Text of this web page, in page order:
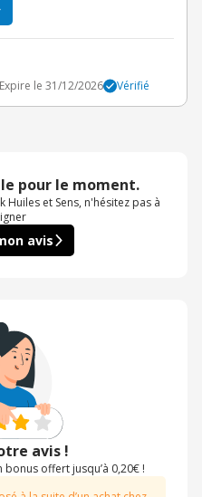
Expire le 31/12/2026 Vérifié
pour le moment.
Huiles et Sens, n'hésitez pas à
avis
avis !
offert jusqu’à 0,20€ !